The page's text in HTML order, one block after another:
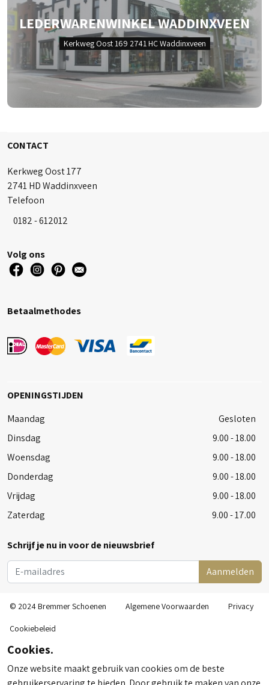
LEDERWARENWINKEL WADDINXVEEN
Kerkweg Oost 169 2741 HC Waddinxveen
CONTACT
Kerkweg Oost 177
2741 HD Waddinxveen
Telefoon
0182 - 612012
Volg ons
Betaalmethodes
OPENINGSTIJDEN
Maandag
Gesloten
Dinsdag
9.00 - 18.00
Woensdag
9.00 - 18.00
Donderdag
9.00 - 18.00
Vrijdag
9.00 - 18.00
Zaterdag
9.00 - 17.00
Schrijf je nu in voor de nieuwsbrief
Aanmelden
© 2024 Bremmer Schoenen Algemene Voorwaarden Privacy
Cookiebeleid
Cookies.
Onze website maakt gebruik van cookies om de beste